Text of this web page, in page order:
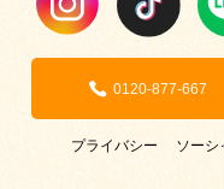
0120-877-667
プライバシー ソーシ